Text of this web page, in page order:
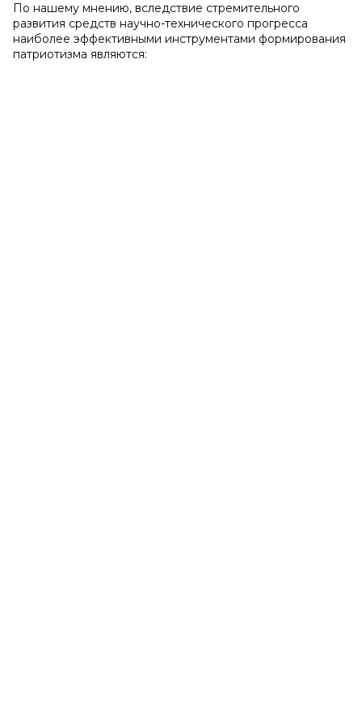
По нашему мнению, вследствие стремительного
развития средств научно-технического прогресса
наиболее эффективными инструментами формирования
патриотизма являются: